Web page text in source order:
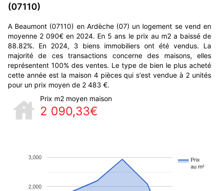
(07110)
A Beaumont (07110) en Ardèche (07) un logement se vend en
moyenne 2 090€ en 2024. En 5 ans le prix au m2 a baissé de
88.82%. En 2024, 3 biens immobiliers ont été vendus. La
majorité de ces transactions concerne des maisons, elles
représentent 100% des ventes. Le type de bien le plus acheté
cette année est la maison 4 pièces qui s'est vendue à 2 unités
pour un prix moyen de 2 483 €.
Prix m2 moyen maison
2 090,33€
Prix
au m²
2,000
3,000